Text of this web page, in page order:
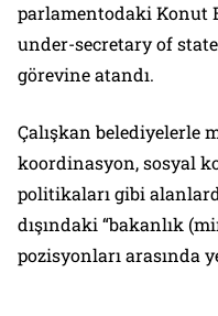
parlamentodaki Konut
under-secretary of
görevine atandı.
Çalışkan belediyelerle
koordinasyon, sosyal
politikaları gibi
dışındaki “bakanlık
pozisyonları arasında